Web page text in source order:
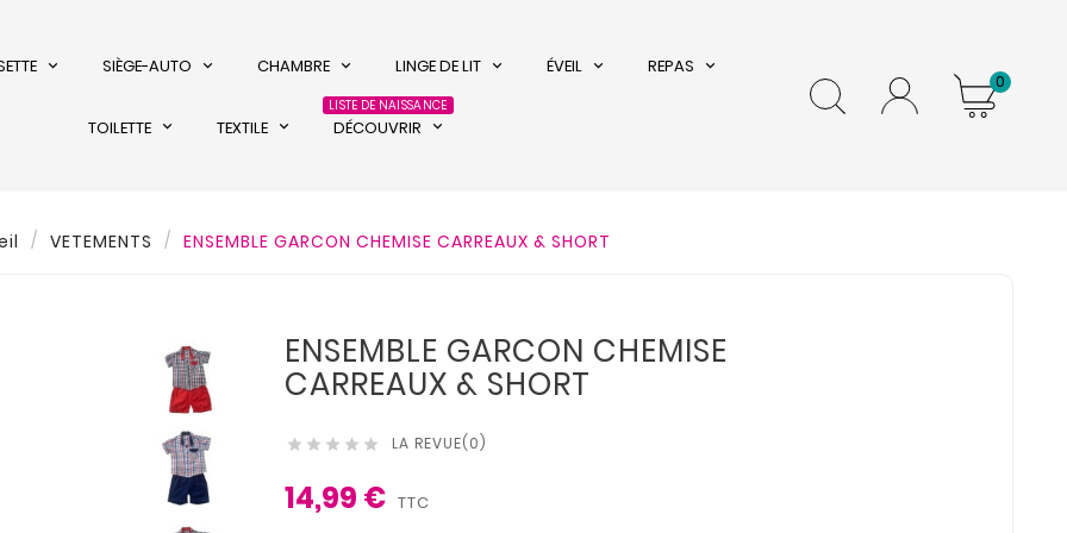
SIÈGE-AUTO CHAMBRE LINGE DE LIT ÉVEIL REPAS
TOILETTE TEXTILE DÉCOUVRIR
LISTE DE NAISSANCE
0
VETEMENTS ENSEMBLE GARCON CHEMISE CARREAUX & SHORT
ENSEMBLE GARCON CHEMISE
CARREAUX & SHORT
     LA REVUE(0)
14,99 € TTC